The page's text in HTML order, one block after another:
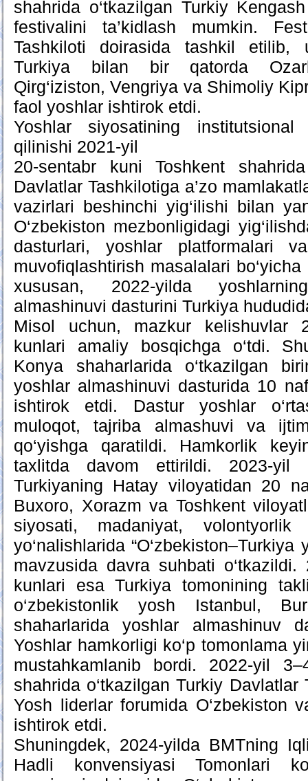
shahrida o‘tkazilgan Turkiy
festivalini ta’kidlash mumkin.
Tashkiloti doirasida tashkil etilib,
Turkiya bilan bir qatorda
Qirg‘iziston, Vengriya va Shimoliy
faol yoshlar ishtirok etdi.
Yoshlar siyosatining institutsional
qilinishi 2021-yil
20-sentabr kuni Toshkent
Davlatlar Tashkilotiga a’zo
vazirlari beshinchi yig‘ilishi bilan
O‘zbekiston mezbonligidagi
dasturlari, yoshlar platformalari
muvofiqlashtirish masalalari
xususan, 2022-yilda
almashinuvi dasturini Turkiya
Misol uchun, mazkur kelishuvlar
kunlari amaliy bosqichga o‘tdi.
Konya shaharlarida o‘tkazilgan
yoshlar almashinuvi dasturida 10
ishtirok etdi. Dastur yoshlar
muloqot, tajriba almashuvi va
qo‘yishga qaratildi. Hamkorlik
taxlitda davom ettirildi. 2023-yil
Turkiyaning Hatay viloyatidan 20
Buxoro, Xorazm va Toshkent
siyosati, madaniyat,
yo‘nalishlarida “O‘zbekiston–Turkiya
mavzusida davra suhbati o‘tkazildi.
kunlari esa Turkiya tomonining
o‘zbekistonlik yosh Istanbul,
shaharlarida yoshlar almashinuv
Yoshlar hamkorligi ko‘p tomonlama
mustahkamlanib bordi. 2022-yil
shahrida o‘tkazilgan Turkiy Davlatlar
Yosh liderlar forumida O‘zbekiston
ishtirok etdi.
Shuningdek, 2024-yilda BMTning
Hadli konvensiyasi Tomonlari